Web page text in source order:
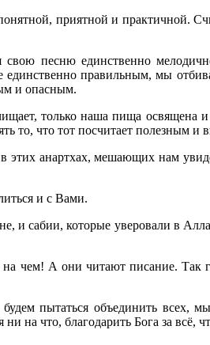
приятной и практичной.
песню единственно
правильным, мы
и опасным.
только наша пища освящена
то, что тот посчитает полезным и
анартхах, мешающих нам
и с Вами.
и сабии, которые уверовали в
чем! А они читают писание. Так
пытаться объединить всех,
на что, благодарить Бога за всё,